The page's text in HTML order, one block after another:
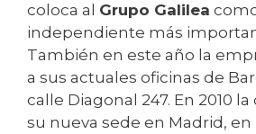
coloca al Grupo Galilea
independiente más
También en este año la
a sus actuales oficinas de
calle Diagonal 247. En 2010
su nueva sede en Madrid, en